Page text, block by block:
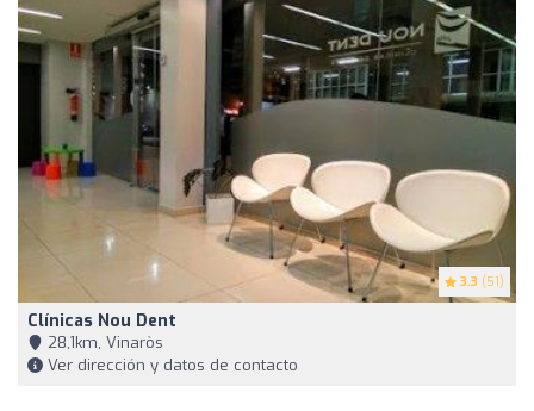
3.3 (51)
Clínicas Nou Dent
28,1km, Vinaròs
Ver dirección y datos de contacto